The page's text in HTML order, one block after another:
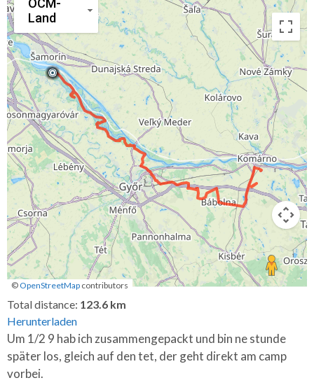
OCM-
Land
© OpenStreetMap contributors
Total distance: 123.6 km
Herunterladen
Um 1/2 9 hab ich zusammengepackt und bin ne stunde
später los, gleich auf den tet, der geht direkt am camp
vorbei.